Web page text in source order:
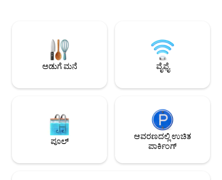
ವಿಹಾರ ಅಥವಾ ಒಂದು ವಾರದ ಅವಧಿಯ ಕುಟುಂಬ
ಟ್ರಿಪ್. ನಮ್ಮ ಕ್ಯಾಬಿನ್ ಯಾವುದೇ ಪ್ರಯಾಣಿಕರಿಗೆ
ಅಲಂಕರಿಸಲಾಗಿದೆ 11/1/20-1/1/21**
ಪ್ರವೇಶವನ್ನು ಹೊಂದಿರುತ್ತೀರಿ. *ಮುಖ್ಯ:
ಲಿನೆನ್‌ಗಳು ಮತ್ತು
ಅಡುಗೆ ಮನೆ ವೈಫೈ
ಪೂಲ್
ಆವರಣದಲ್ಲಿ ಉಚಿತ
ಪಾರ್ಕಿಂಗ್